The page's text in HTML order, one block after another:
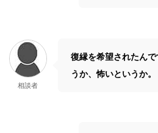
相談者
復縁を希望されたん
うか、怖いというか。